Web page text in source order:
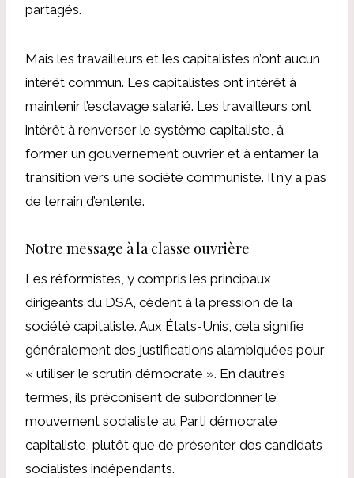
partagés.
Mais les travailleurs et les capitalistes n’ont aucun
intérêt commun. Les capitalistes ont intérêt à
maintenir l’esclavage salarié. Les travailleurs ont
intérêt à renverser le système capitaliste, à
former un gouvernement ouvrier et à entamer la
transition vers une société communiste. Il n’y a pas
de terrain d’entente.
Notre message à la classe ouvrière
Les réformistes, y compris les principaux
dirigeants du DSA, cèdent à la pression de la
société capitaliste. Aux États-Unis, cela signifie
généralement des justifications alambiquées pour
« utiliser le scrutin démocrate ». En d’autres
termes, ils préconisent de subordonner le
mouvement socialiste au Parti démocrate
capitaliste, plutôt que de présenter des candidats
socialistes indépendants.